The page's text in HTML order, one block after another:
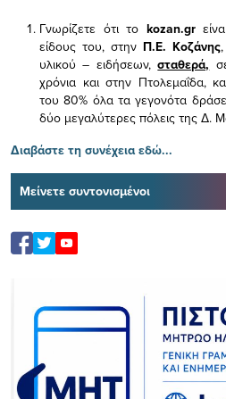
Γνωρίζετε ότι το kozan.gr
είδους του, στην Π.Ε. Κοζάνης
υλικού – ειδήσεων,σταθερά,
χρόνια και στην Πτολεμαΐδα,
του 80% όλα τα γεγονότα
δύο μεγαλύτερες πόλεις της Δ.
Διαβάστε τη συνέχεια εδώ...
Μείνετε συντονισμένοι